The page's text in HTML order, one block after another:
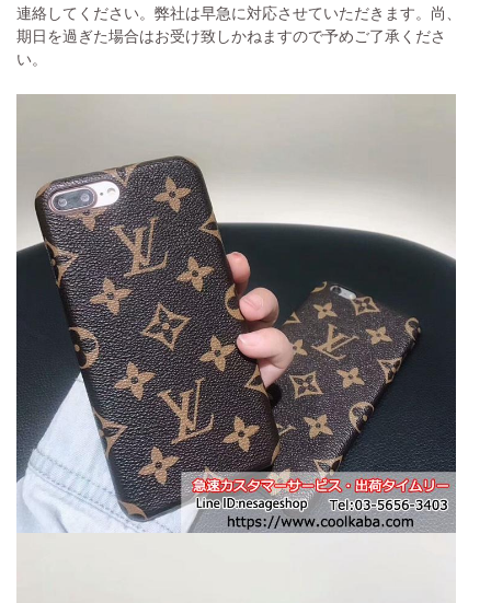
連絡してください。弊社は早急に対応させていただきます。尚、
期日を過ぎた場合はお受け致しかねますので予めご了承くださ
い。